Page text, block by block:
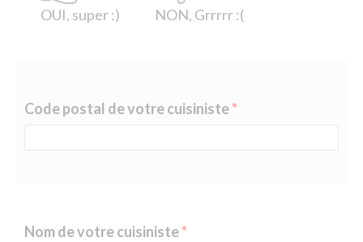
OUI, super :) NON, Grrrrr :(
Code postal de votre cuisiniste
Nom de votre cuisiniste